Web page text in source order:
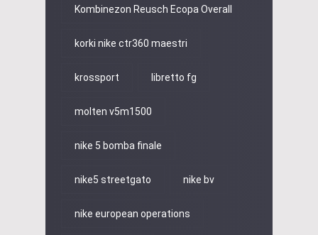
Kombinezon Reusch Ecopa Overall
korki nike ctr360 maestri
krossport libretto fg
molten v5m1500
nike 5 bomba finale
nike5 streetgato nike bv
nike european operations